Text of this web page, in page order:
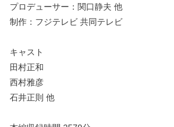
プロデューサー：関口静夫 他
制作：フジテレビ 共同テレビ
キャスト
田村正和
西村雅彦
石井正則 他